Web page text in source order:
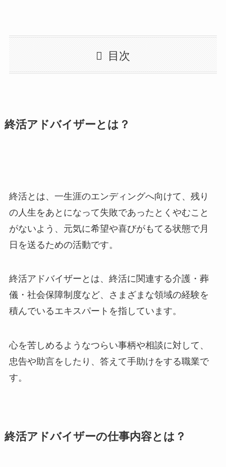
目次
終活アドバイザーとは？
終活とは、一生涯のエンディングへ向けて、残り
の人生をあとになって失敗であったとくやむこと
がないよう、元気に希望や喜びがもてる状態で月
日を送るための活動です。
終活アドバイザーとは、終活に関連する介護・葬
儀・社会保障制度など、さまざまな領域の経験を
積んでいるエキスパートを指しています。
心を苦しめるようなつらい事柄や相談に対して、
忠告や助言をしたり、答えて手助けをする職業で
す。
終活アドバイザーの仕事内容とは？